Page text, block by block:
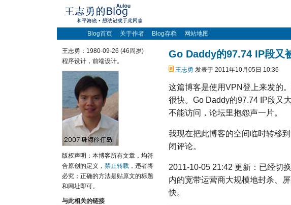
Blog首页 关于作者 Blog存档 网站地图
Go Daddy的97.74 IP段又
王志勇 发表于 2011年10月05日 10:36
这篇博客是使用VPN登上来发的
很快。Go Daddy的97.74 IP段又
不能访问，论坛里抱怨声一片。
我现在把此博客的空间临时转移
闭评论。
2011-10-05 21:42 更新：已经切
内的宽带运营商大规模地封杀、屏
快。
王志勇：1980-09-26 (46周岁)
程序设计，前端设计。
版权声明：本博客所有文章，均符
合原创的定义， 禁止转载 ，违者将
必究；正确的方法是贴原文的标题
和网址即可。
与此相关的链接